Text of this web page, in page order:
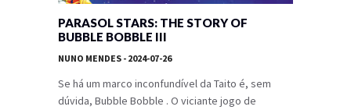
PARASOL STARS: THE STORY OF
BUBBLE BOBBLE III
NUNO MENDES - 2024-07-26
Se há um marco inconfundível da Taito é, sem
dúvida, Bubble Bobble . O viciante jogo de